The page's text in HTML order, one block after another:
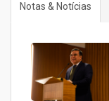
Notas & Notícias